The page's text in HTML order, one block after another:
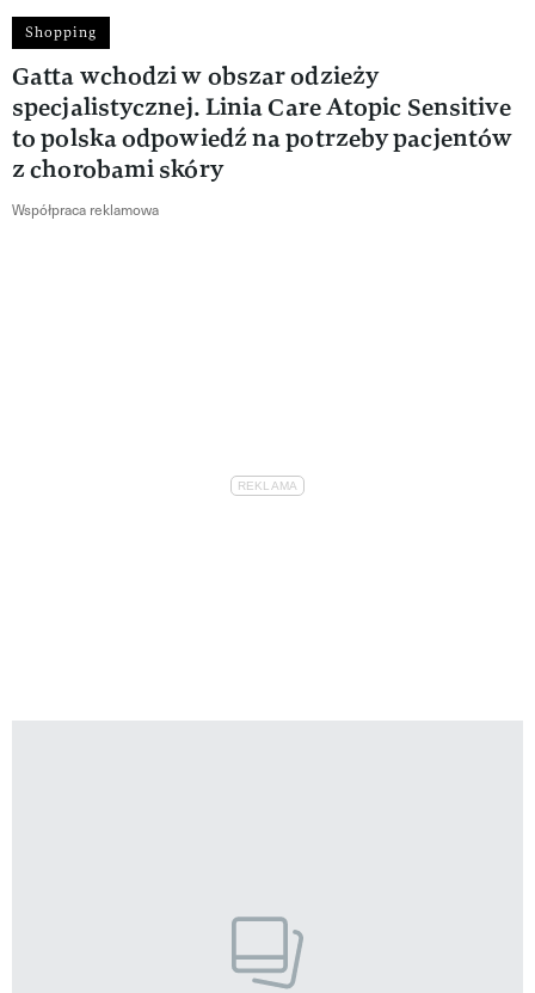
Shopping
Gatta wchodzi w obszar odzieży
specjalistycznej. Linia Care Atopic Sensitive
to polska odpowiedź na potrzeby pacjentów
z chorobami skóry
Współpraca reklamowa